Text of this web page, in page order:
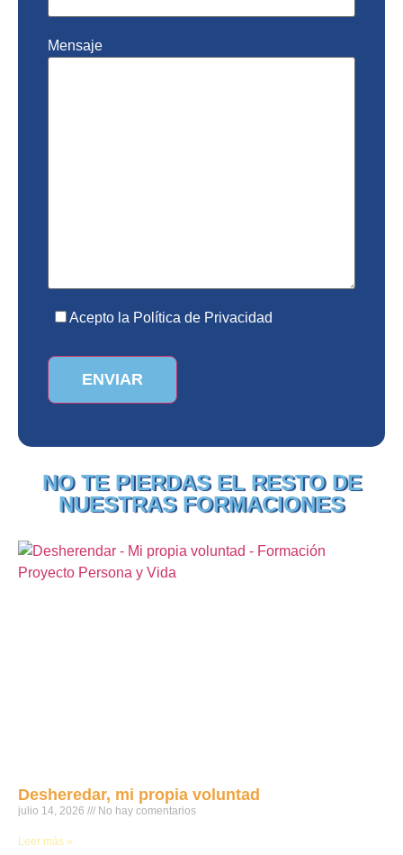
Mensaje
Acepto la Política de Privacidad
NO TE PIERDAS EL RESTO DE
NUESTRAS FORMACIONES
Desheredar, mi propia voluntad
julio 14, 2026 No hay comentarios
Leer más »